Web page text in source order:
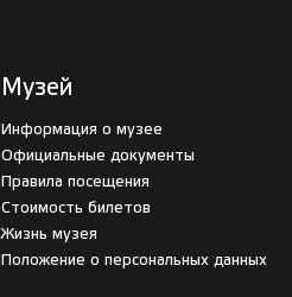
Музей
Информация о музее
Официальные документы
Правила посещения
Стоимость билетов
Жизнь музея
Положение о персональных данных